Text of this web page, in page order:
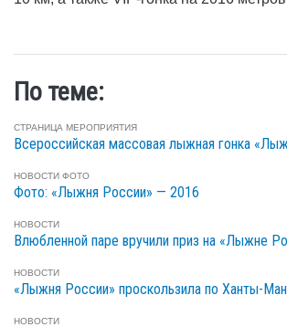
По теме:
СТРАНИЦА МЕРОПРИЯТИЯ
Всероссийская массовая лыжная гонка
НОВОСТИ ФОТО
Фото: «Лыжня России» — 2016
НОВОСТИ
Влюбленной паре вручили приз на «Лыжне
НОВОСТИ
«Лыжня России» проскользила по Ханты-
НОВОСТИ